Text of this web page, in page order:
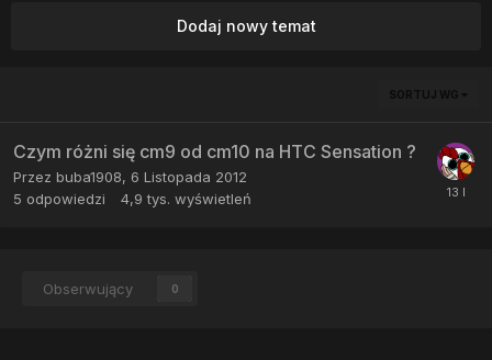
Dodaj nowy temat
SORTUJ WG
Czym różni się cm9 od cm10 na HTC Sensation ?
Przez buba1908, 6 Listopada 2012
5 odpowiedzi 4,9 tys. wyświetleń
Obserwujący 0